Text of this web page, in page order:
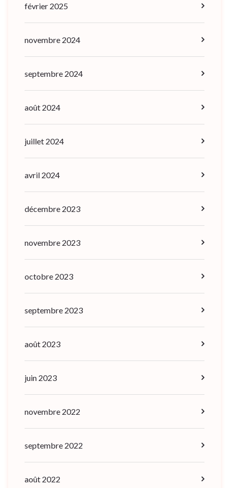
février 2025
novembre 2024
septembre 2024
août 2024
juillet 2024
avril 2024
décembre 2023
novembre 2023
octobre 2023
septembre 2023
août 2023
juin 2023
novembre 2022
septembre 2022
août 2022